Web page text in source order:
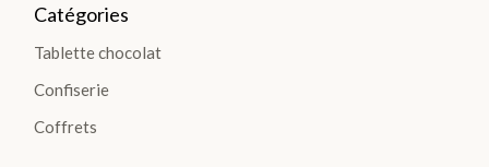
Tablettes
Lait
Blanc
Catégories
Tablette chocolat
Confiserie
Coffrets